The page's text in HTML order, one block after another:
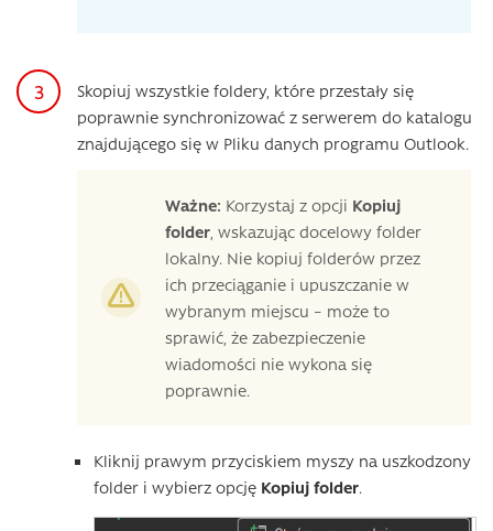
Skopiuj wszystkie foldery, które przestały się
poprawnie synchronizować z serwerem do katalogu
znajdującego się w Pliku danych programu Outlook.
Ważne: Korzystaj z opcji Kopiuj
folder, wskazując docelowy folder
lokalny. Nie kopiuj folderów przez
ich przeciąganie i upuszczanie w
wybranym miejscu – może to
sprawić, że zabezpieczenie
wiadomości nie wykona się
poprawnie.
Kliknij prawym przyciskiem myszy na uszkodzony
folder i wybierz opcję Kopiuj folder.